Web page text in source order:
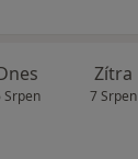
Srpen
Zítra
7 Srpen